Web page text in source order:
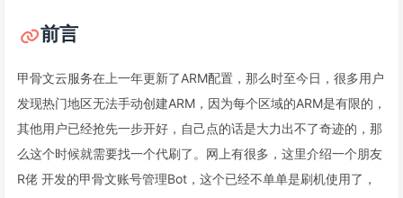
前言
甲骨文云服务在上一年更新了ARM配置，那么时至今日，很多用户
发现热门地区无法手动创建ARM，因为每个区域的ARM是有限的，
其他用户已经抢先一步开好，自己点的话是大力出不了奇迹的，那
么这个时候就需要找一个代刷了。网上有很多，这里介绍一个朋友
R佬 开发的甲骨文账号管理Bot，这个已经不单单是刷机使用了，